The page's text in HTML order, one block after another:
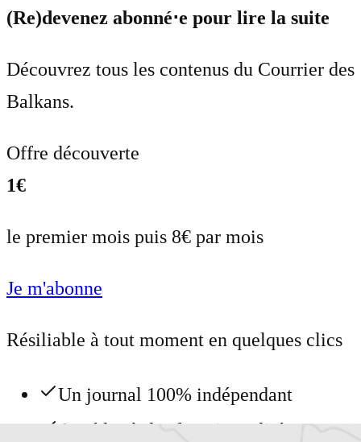
(Re)devenez abonné⋅e pour lire la suite
Découvrez tous les contenus du Courrier des
Balkans.
Offre découverte
1€
le premier mois puis 8€ par mois
Je m'abonne
Résiliable à tout moment en quelques clics
Un journal 100% indépendant
Accédez à des fonctionnalités